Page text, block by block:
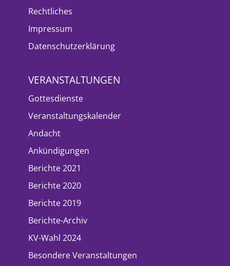
Rechtliches
Impressum
Datenschutzerklärung
VERANSTALTUNGEN
Gottesdienste
Veranstaltungskalender
Andacht
Ankündigungen
Berichte 2021
Berichte 2020
Berichte 2019
Berichte-Archiv
KV-Wahl 2024
Besondere Veranstaltungen